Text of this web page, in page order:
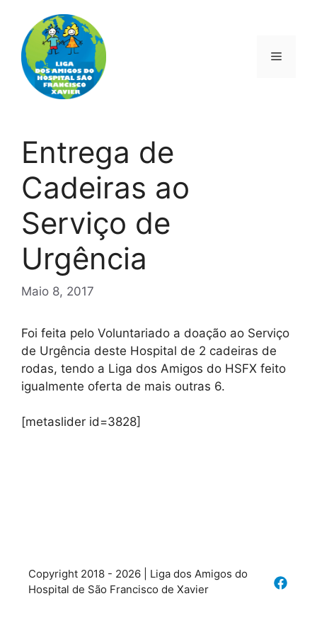
conteúdo
Menu
Entrega de
Cadeiras ao
Serviço de
Urgência
Maio 8, 2017
Foi feita pelo Voluntariado a doação ao Serviço
de Urgência deste Hospital de 2 cadeiras de
rodas, tendo a Liga dos Amigos do HSFX feito
igualmente oferta de mais outras 6.
[metaslider id=3828]
Copyright 2018 - 2026 | Liga dos Amigos do
Hospital de São Francisco de Xavier